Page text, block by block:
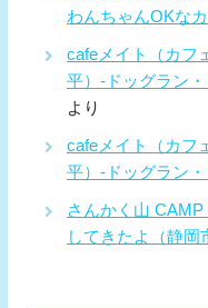
わんちゃんOKな
cafeメイト（カフ
平）-ドッグラン
より
cafeメイト（カフ
平）-ドッグラン
さんかく山
してきたよ（静岡